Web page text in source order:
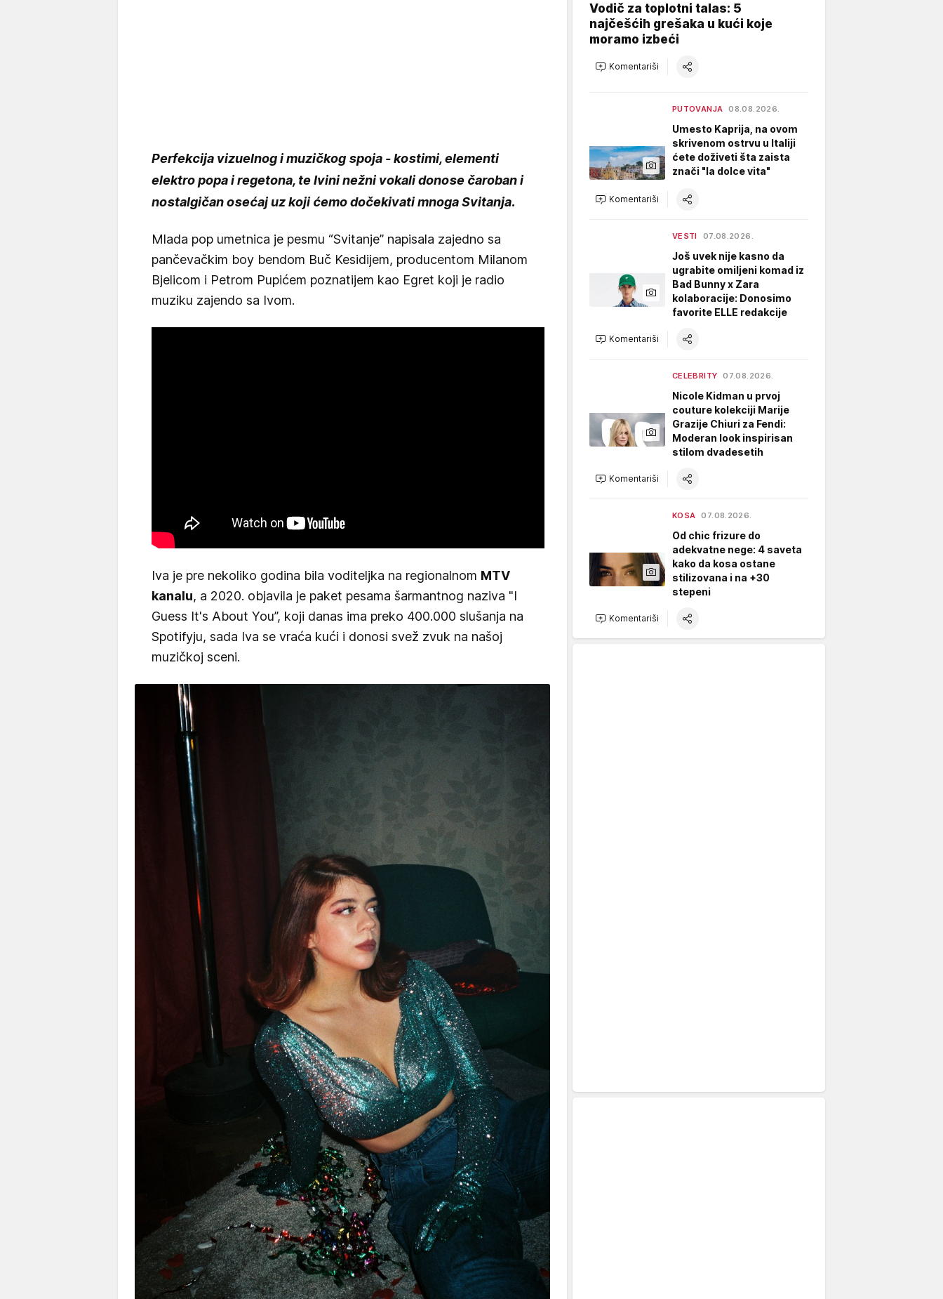
Perfekcija vizuelnog i muzičkog spoja - kostimi, elementi
elektro popa i regetona, te Ivini nežni vokali donose čaroban i
nostalgičan osećaj uz koji ćemo dočekivati mnoga Svitanja.
Mlada pop umetnica je pesmu “Svitanje” napisala zajedno sa
pančevačkim boy bendom Buč Kesidijem, producentom Milanom
Bjelicom i Petrom Pupićem poznatijem kao Egret koji je radio
muziku zajendo sa Ivom.
Iva je pre nekoliko godina bila voditeljka na regionalnom MTV
kanalu, a 2020. objavila je paket pesama šarmantnog naziva "I
Guess It's About You”, koji danas ima preko 400.000 slušanja na
Spotifyju, sada Iva se vraća kući i donosi svež zvuk na našoj
muzičkoj sceni.
Vodič za toplotni talas: 5
najčešćih grešaka u kući koje
moramo izbeći
Komentariši
PUTOVANJA 08.08.2026.
Umesto Kaprija, na ovom
skrivenom ostrvu u Italiji
ćete doživeti šta zaista
znači "la dolce vita"
Komentariši
VESTI 07.08.2026.
Još uvek nije kasno da
ugrabite omiljeni komad iz
Bad Bunny x Zara
kolaboracije: Donosimo
favorite ELLE redakcije
Komentariši
CELEBRITY 07.08.2026.
Nicole Kidman u prvoj
couture kolekciji Marije
Grazije Chiuri za Fendi:
Moderan look inspirisan
stilom dvadesetih
Komentariši
KOSA 07.08.2026.
Od chic frizure do
adekvatne nege: 4 saveta
kako da kosa ostane
stilizovana i na +30
stepeni
Komentariši